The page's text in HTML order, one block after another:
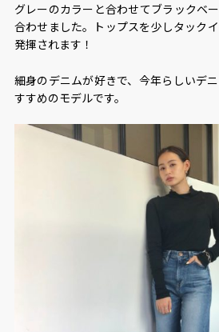
グレーのカラーと合わせてブラックベ
合わせました。トップスを少しタック
発揮されます！
細身のデニムが好きで、今年らしいデ
すすめのモデルです。